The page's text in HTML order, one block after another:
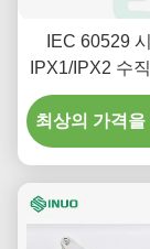
IEC 60529
IPX1/IPX2 수
시험 솔
최상의 가격을